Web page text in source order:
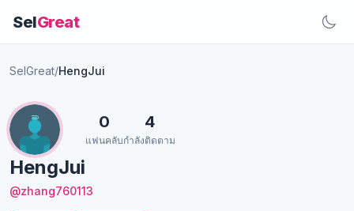
SelGreat
SelGreat/HengJui
HengJui
@zhang760113
0
แฟนคลับ
4
กำลังติดตาม